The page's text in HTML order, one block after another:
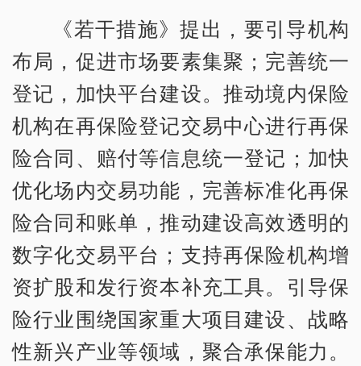
《若干措施》提出，要引导机构
布局，促进市场要素集聚；完善统一
登记，加快平台建设。推动境内保险
机构在再保险登记交易中心进行再保
险合同、赔付等信息统一登记；加快
优化场内交易功能，完善标准化再保
险合同和账单，推动建设高效透明的
数字化交易平台；支持再保险机构增
资扩股和发行资本补充工具。引导保
险行业围绕国家重大项目建设、战略
性新兴产业等领域，聚合承保能力。